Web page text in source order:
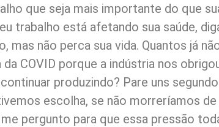
que seja mais importante do que
trabalho está afetando sua saúde,
mas não perca sua vida. Quantos já
COVID porque a indústria nos
produzindo? Pare uns
escolha, se não morreríamos
pergunto para que essa pressão